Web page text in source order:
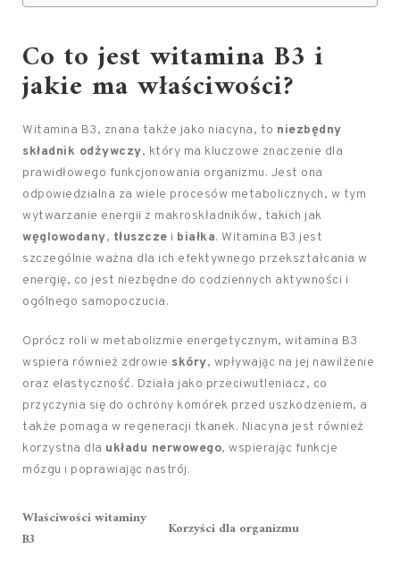
Co to jest witamina B3 i
jakie ma właściwości?
Witamina B3, znana także jako niacyna, to niezbędny
składnik odżywczy, który ma kluczowe znaczenie dla
prawidłowego funkcjonowania organizmu. Jest ona
odpowiedzialna za wiele procesów metabolicznych, w tym
wytwarzanie energii z makroskładników, takich jak
węglowodany, tłuszcze i białka. Witamina B3 jest
szczególnie ważna dla ich efektywnego przekształcania w
energię, co jest niezbędne do codziennych aktywności i
ogólnego samopoczucia.
Oprócz roli w metabolizmie energetycznym, witamina B3
wspiera również zdrowie skóry, wpływając na jej nawilżenie
oraz elastyczność. Działa jako przeciwutleniacz, co
przyczynia się do ochrony komórek przed uszkodzeniem, a
także pomaga w regeneracji tkanek. Niacyna jest również
korzystna dla układu nerwowego, wspierając funkcje
mózgu i poprawiając nastrój.
Właściwości witaminy
B3
Korzyści dla organizmu